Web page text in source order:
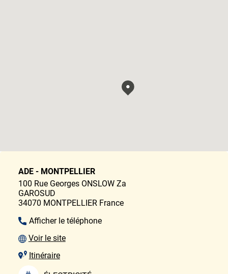
ADE - MONTPELLIER
100 Rue Georges ONSLOW Za
GAROSUD
34070 MONTPELLIER France
Afficher le téléphone
Voir le site
Itinéraire